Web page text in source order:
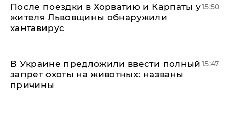
После поездки в Хорватию и Карпаты у
жителя Львовщины обнаружили
хантавирус
15:50
В Украине предложили ввести полный
запрет охоты на животных: названы
причины
15:47